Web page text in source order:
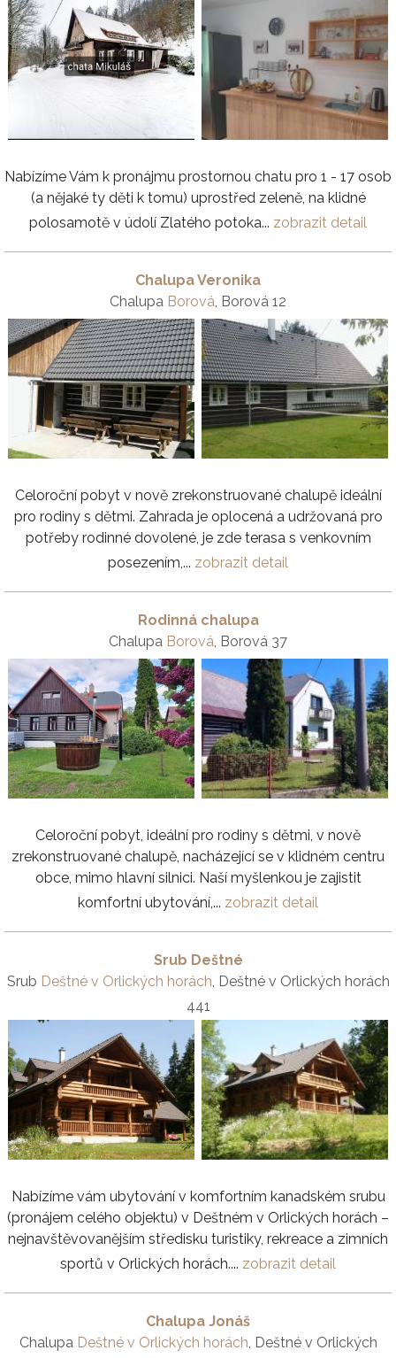
Nabízíme Vám k pronájmu prostornou chatu pro 1 - 17 osob
(a nějaké ty děti k tomu) uprostřed zeleně, na klidné
polosamotě v údolí Zlatého potoka... zobrazit detail
Chalupa Veronika
Chalupa Borová , Borová 12
Celoroční pobyt v nově zrekonstruované chalupě ideální
pro rodiny s dětmi. Zahrada je oplocená a udržovaná pro
potřeby rodinné dovolené, je zde terasa s venkovním
posezením,... zobrazit detail
Rodinná chalupa
Chalupa Borová, Borová 37
Celoroční pobyt, ideální pro rodiny s dětmi, v nově
zrekonstruované chalupě, nacházející se v klidném centru
obce, mimo hlavní silnici. Naší myšlenkou je zajistit
komfortní ubytování,... zobrazit detail
Srub Deštné
Srub Deštné v Orlických horách, Deštné v Orlických horách
441
Nabízíme vám ubytování v komfortním kanadském srubu
(pronájem celého objektu) v Deštném v Orlických horách –
nejnavštěvovanějším středisku turistiky, rekreace a zimních
sportů v Orlických horách.... zobrazit detail
Chalupa Jonáš
Chalupa Deštné v Orlických horách, Deštné v Orlických